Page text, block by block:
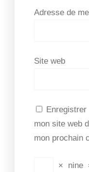
Adresse de
Site web
mon site web
mon prochain
× nine